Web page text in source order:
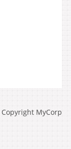
Copyright MyCorp